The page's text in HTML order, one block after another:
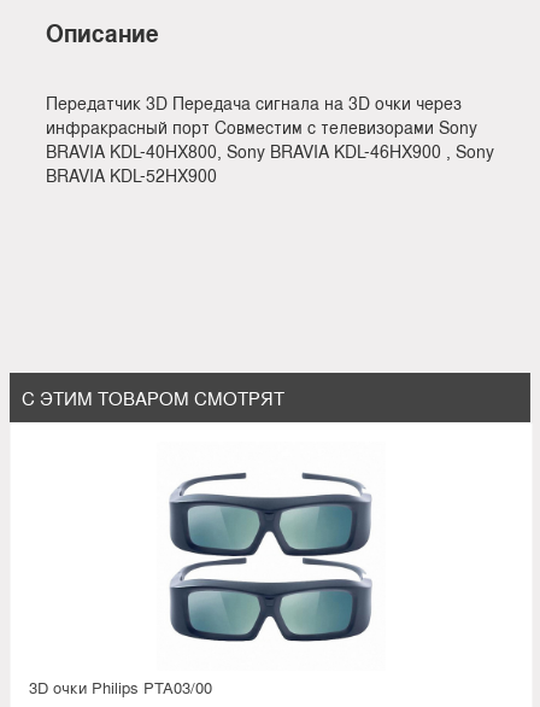
Описание
Передатчик 3D Передача сигнала на 3D очки через
инфракрасный порт Совместим с телевизорами Sony
BRAVIA KDL-40HX800, Sony BRAVIA KDL-46HX900 , Sony
BRAVIA KDL-52HX900
С ЭТИМ ТОВАРОМ СМОТРЯТ
3D очки Philips PTA03/00